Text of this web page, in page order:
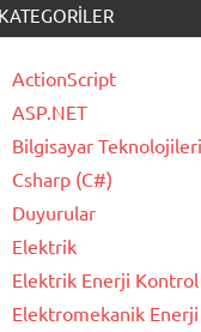
KATEGORILER
ActionScript
ASP.NET
Bilgisayar Teknolojileri
Csharp (C#)
Duyurular
Elektrik
Elektrik Enerji
Elektromekanik